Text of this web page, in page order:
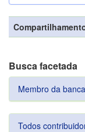
Busca facetada
Membro da banca
Todos